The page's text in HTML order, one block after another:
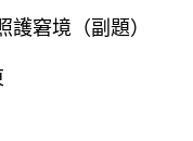
窘境（副題）